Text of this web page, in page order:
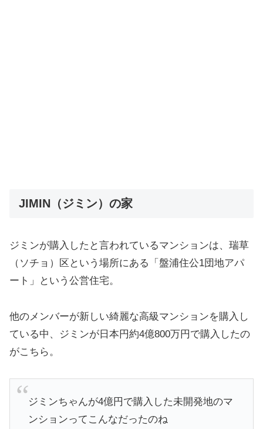
JIMIN（ジミン）の家
ジミンが購入したと言われているマンションは、瑞草
（ソチョ）区という場所にある「盤浦住公1団地アパ
ート」という公営住宅。
他のメンバーが新しい綺麗な高級マンションを購入し
ている中、ジミンが日本円約4億800万円で購入したの
がこちら。
ジミンちゃんが4億円で購入した未開発地のマ
ンションってこんなだったのね